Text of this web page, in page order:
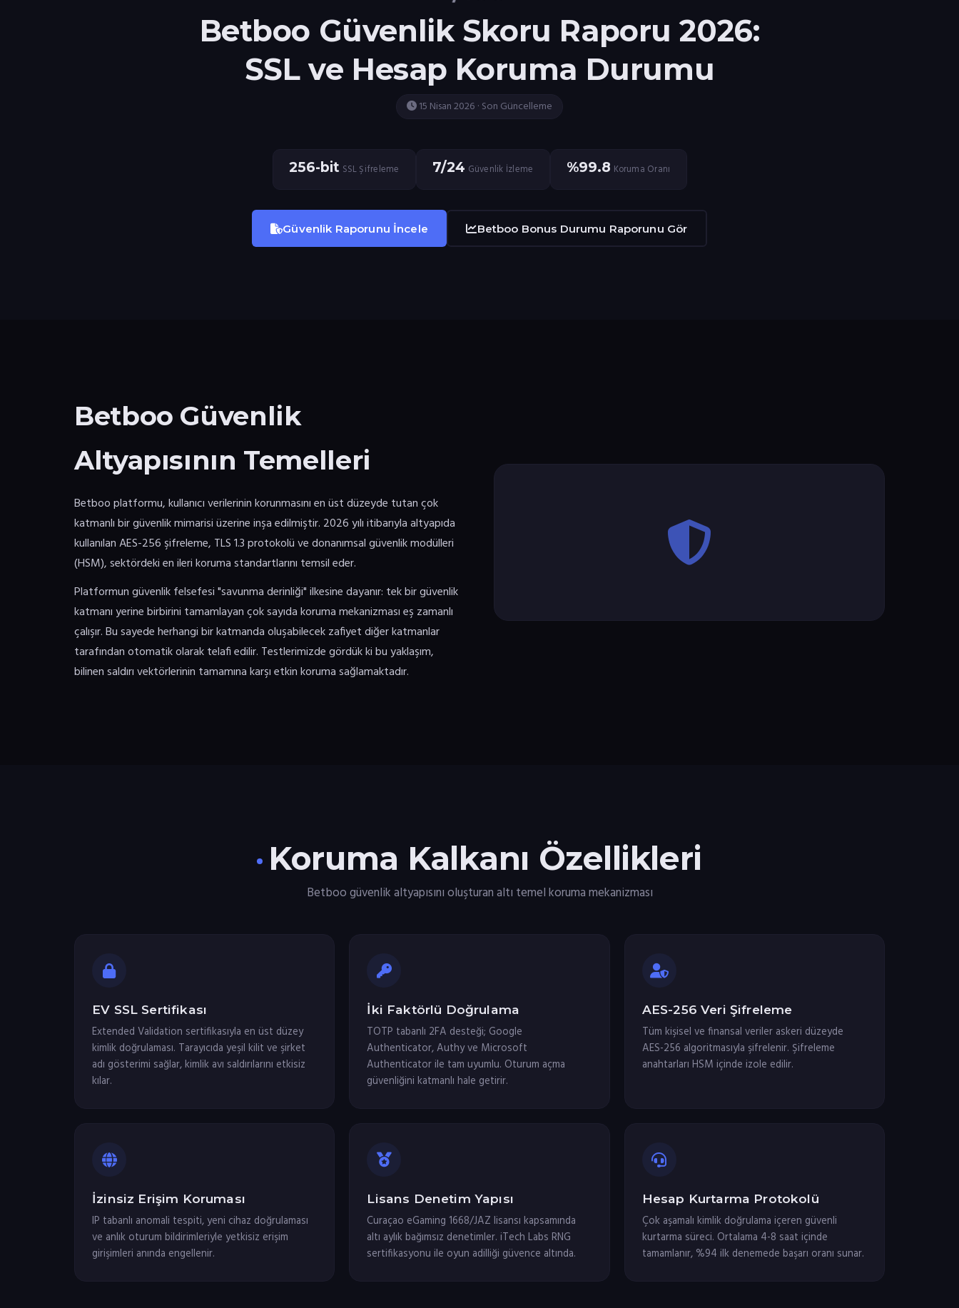
Betboo Güvenlik Skoru Raporu 2026:
SSL ve Hesap Koruma Durumu
15 Nisan 2026 · Son Güncelleme
256-bit SSL Şifreleme 7/24 Güvenlik İzleme %99.8 Koruma Oranı
Güvenlik Raporunu İncele Betboo Bonus Durumu Raporunu Gör
Betboo Güvenlik
Altyapısının Temelleri
Betboo platformu, kullanıcı verilerinin korunmasını en üst düzeyde tutan çok
katmanlı bir güvenlik mimarisi üzerine inşa edilmiştir. 2026 yılı itibarıyla altyapıda
kullanılan AES-256 şifreleme, TLS 1.3 protokolü ve donanımsal güvenlik modülleri
(HSM), sektördeki en ileri koruma standartlarını temsil eder.
Platformun güvenlik felsefesi "savunma derinliği" ilkesine dayanır: tek bir güvenlik
katmanı yerine birbirini tamamlayan çok sayıda koruma mekanizması eş zamanlı
çalışır. Bu sayede herhangi bir katmanda oluşabilecek zafiyet diğer katmanlar
tarafından otomatik olarak telafi edilir. Testlerimizde gördük ki bu yaklaşım,
bilinen saldırı vektörlerinin tamamına karşı etkin koruma sağlamaktadır.
Koruma Kalkanı Özellikleri
Betboo güvenlik altyapısını oluşturan altı temel koruma mekanizması
EV SSL Sertifikası
Extended Validation sertifikasıyla en üst düzey
kimlik doğrulaması. Tarayıcıda yeşil kilit ve şirket
adı gösterimi sağlar, kimlik avı saldırılarını etkisiz
kılar.
İki Faktörlü Doğrulama
TOTP tabanlı 2FA desteği; Google
Authenticator, Authy ve Microsoft
Authenticator ile tam uyumlu. Oturum açma
güvenliğini katmanlı hale getirir.
AES-256 Veri Şifreleme
Tüm kişisel ve finansal veriler askeri düzeyde
AES-256 algoritmasıyla şifrelenir. Şifreleme
anahtarları HSM içinde izole edilir.
İzinsiz Erişim Koruması
IP tabanlı anomali tespiti, yeni cihaz doğrulaması
ve anlık oturum bildirimleriyle yetkisiz erişim
girişimleri anında engellenir.
Lisans Denetim Yapısı
Curaçao eGaming 1668/JAZ lisansı kapsamında
altı aylık bağımsız denetimler. iTech Labs RNG
sertifikasyonu ile oyun adilliği güvence altında.
Hesap Kurtarma Protokolü
Çok aşamalı kimlik doğrulama içeren güvenli
kurtarma süreci. Ortalama 4-8 saat içinde
tamamlanır, %94 ilk denemede başarı oranı sunar.